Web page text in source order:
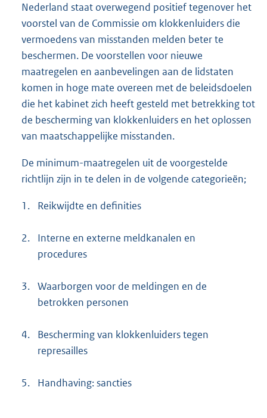
Nederland staat overwegend positief tegenover het
voorstel van de Commissie om klokkenluiders die
vermoedens van misstanden melden beter te
beschermen. De voorstellen voor nieuwe
maatregelen en aanbevelingen aan de lidstaten
komen in hoge mate overeen met de beleidsdoelen
die het kabinet zich heeft gesteld met betrekking tot
de bescherming van klokkenluiders en het oplossen
van maatschappelijke misstanden.
De minimum-maatregelen uit de voorgestelde
richtlijn zijn in te delen in de volgende categorieën;
1. Reikwijdte en definities
2.
Interne en externe meldkanalen en
procedures
3. Waarborgen voor de meldingen en de
betrokken personen
4.
Bescherming van klokkenluiders tegen
represailles
5. Handhaving: sancties